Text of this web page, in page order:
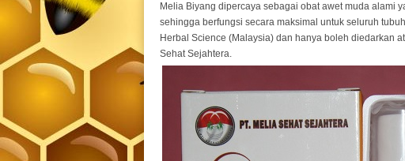
Melia Biyang dipercaya sebagai obat awet muda alami
sehingga berfungsi secara maksimal untuk seluruh
Herbal Science (Malaysia) dan hanya boleh diedarkan
Sehat Sejahtera.